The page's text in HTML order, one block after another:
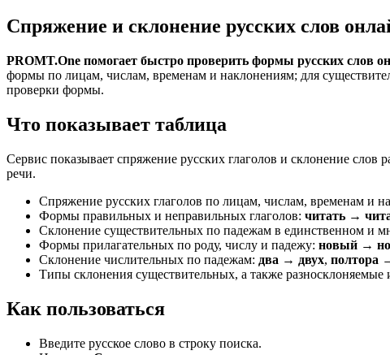
Спряжение и склонение русских слов
PROMT.One помогает быстро проверить формы русских слов
формы по лицам, числам, временам и наклонениям; для
проверки формы.
Что показывает таблица
Сервис показывает спряжение русских глаголов и склонение
речи.
Спряжение русских глаголов по лицам, числам, временам и
Формы правильных и неправильных глаголов: читать →
Склонение существительных по падежам в единственном и
Формы прилагательных по роду, числу и падежу: новый →
Склонение числительных по падежам: два → двух, полтора
Типы склонения существительных, а также разносклоняемые
Как пользоваться
Введите русское слово в строку поиска.